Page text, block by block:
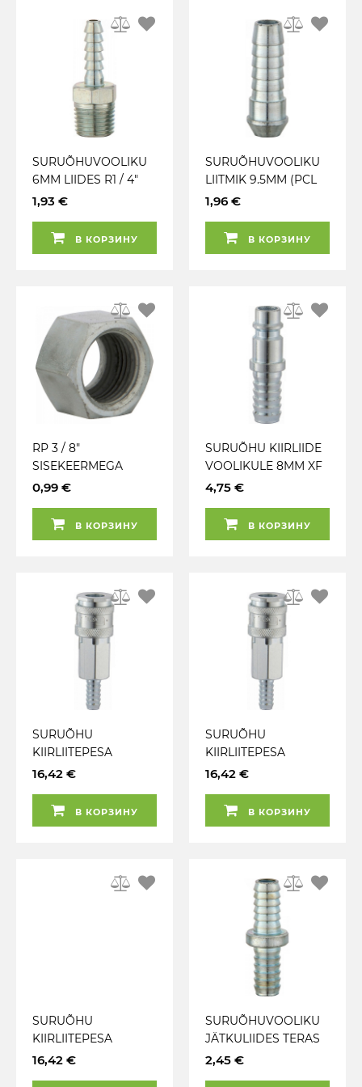
SURUÕHUVOOLIKU
6MM LIIDES R1 / 4"
VÄLISKEERMEGA PCL
1,93 €
В КОРЗИНУ
SURUÕHUVOOLIKU
LIITMIK 9.5MM (PCL
HC2192)
1,96 €
В КОРЗИНУ
RP 3 / 8"
SISEKEERMEGA
MUTTER
2192 (PCL2181)
0,99 €
В КОРЗИНУ
SURUÕHU KIIRLIIDE
VOOLIKULE 8MM XF
7.4MM PCLAA7111
4,75 €
В КОРЗИНУ
SURUÕHU
KIIRLIITEPESA
VOOLIKULE 13MM XF
16,42 €
В КОРЗИНУ
SURUÕHU
KIIRLIITEPESA
VOOLIKULE 10MM XF
16,42 €
В КОРЗИНУ
SURUÕHU
KIIRLIITEPESA
VOOLIKULE 8MM XF
16,42 €
SURUÕHUVOOLIKU
JÄTKULIIDES TERAS
8MM PCL HC2984
2,45 €